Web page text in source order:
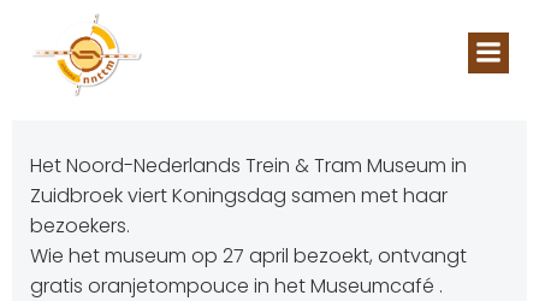
Het Noord-Nederlands Trein & Tram Museum in
Zuidbroek viert Koningsdag samen met haar
bezoekers.
Wie het museum op 27 april bezoekt, ontvangt
gratis oranjetompouce in het Museumcafé .